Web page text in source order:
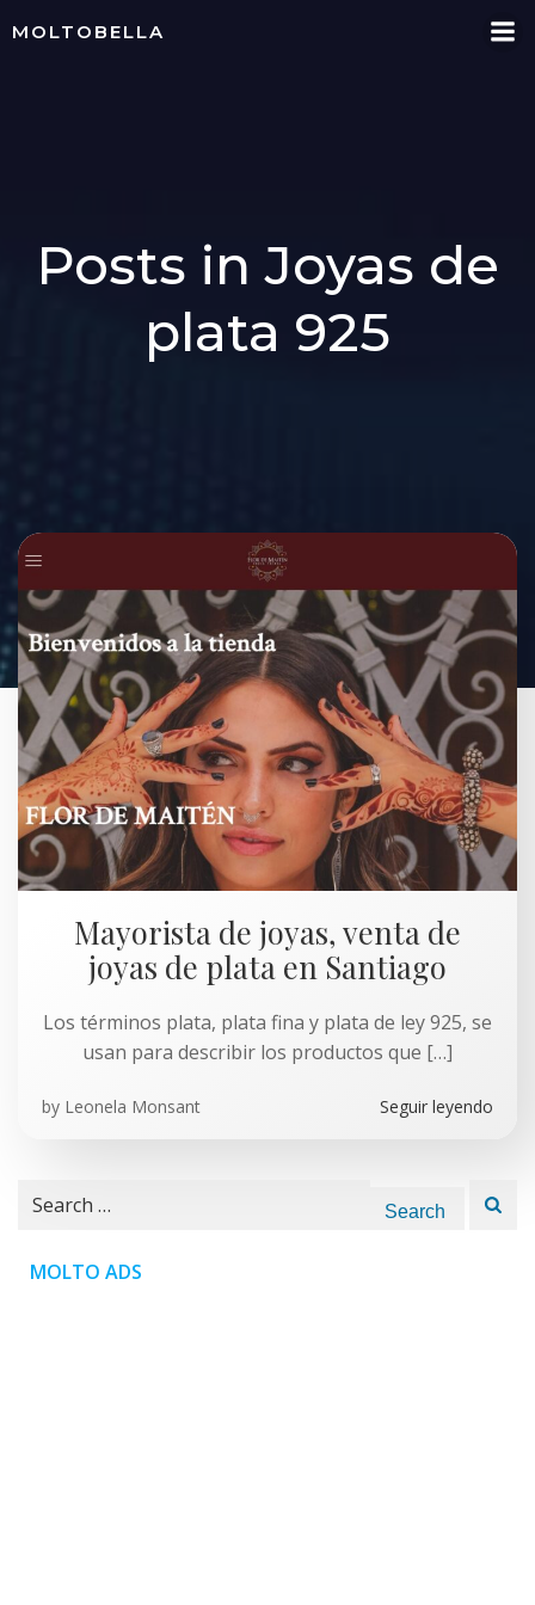
MOLTOBELLA
Posts in Joyas de
plata 925
Mayorista de joyas, venta de
joyas de plata en Santiago
Los términos plata, plata fina y plata de ley 925, se
usan para describir los productos que […]
by Leonela Monsant Seguir leyendo
Search
MOLTO ADS